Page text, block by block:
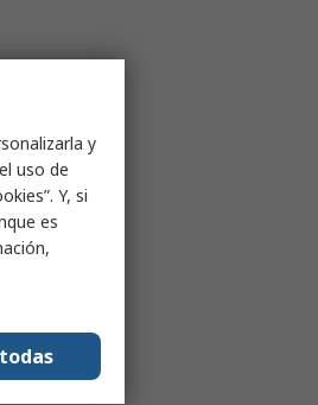
y
uso de
Y, si
es